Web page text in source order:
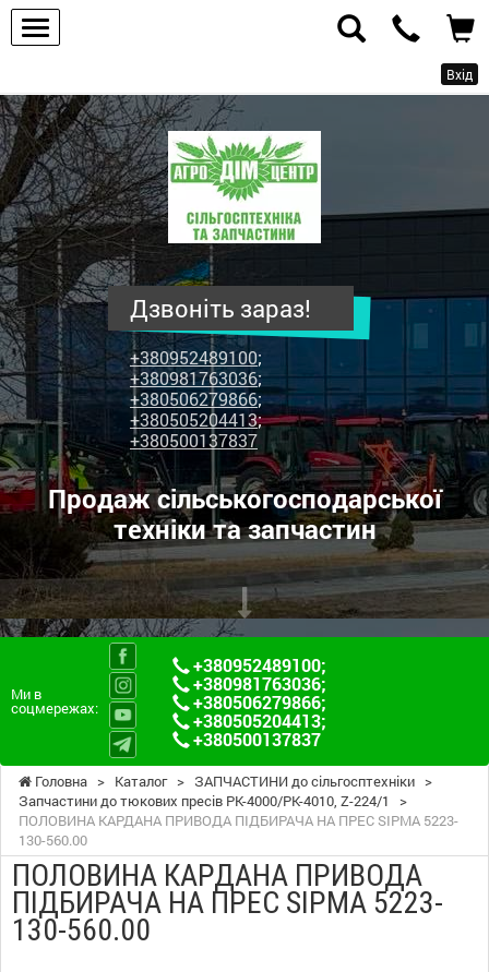
Вхід
ПП
"Агродім-
центр"
-
продаж
сільськогосподарської
техніки
та
запчастин
Дзвоніть зараз!
+380952489100;
+380981763036;
+380506279866;
+380505204413;
+380500137837
Продаж сільськогосподарської
техніки та запчастин
Ми в
соцмережах:
+380952489100;
+380981763036;
+380506279866;
+380505204413;
+380500137837
Головна > Каталог > ЗАПЧАСТИНИ до сільгосптехніки >
Запчастини до тюкових пресів PK-4000/PK-4010, Z-224/1
>
ПОЛОВИНА КАРДАНА ПРИВОДА ПІДБИРАЧА НА ПРЕС SIPMA 5223-
130-560.00
ПОЛОВИНА КАРДАНА ПРИВОДА
ПІДБИРАЧА НА ПРЕС SIPMA 5223-
130-560.00